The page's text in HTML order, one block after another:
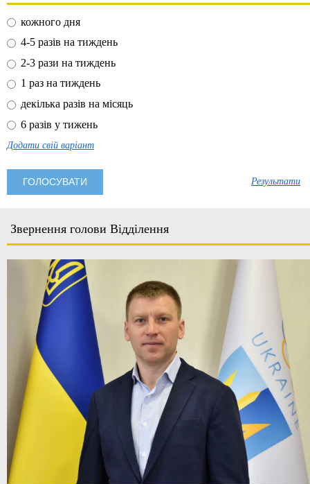
кожного дня
4-5 разів на тиждень
2-3 рази на тиждень
1 раз на тиждень
декілька разів на місяць
6 разів у тижень
Додати свій варіант
Результати
Звернення голови Відділення